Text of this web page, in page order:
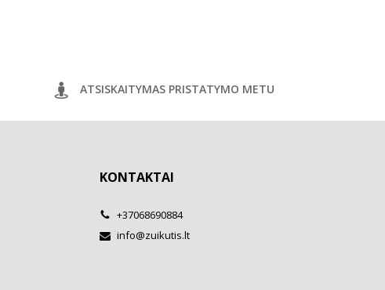
ATSISKAITYMAS PRISTATYMO METU
KONTAKTAI
+37068690884
info@zuikutis.lt